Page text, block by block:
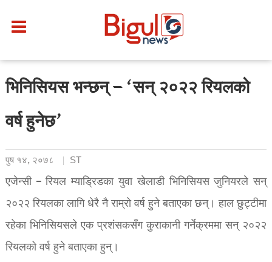
भिनिसियस भन्छन् – ‘सन् २०२२ रियलको
वर्ष हुनेछ’
पुष १४, २०७८ ST
एजेन्सी – रियल म्याड्रिडका युवा खेलाडी भिनिसियस जुनियरले सन्
२०२२ रियलका लागि धेरै नै राम्रो वर्ष हुने बताएका छन्। हाल छुट्टीमा
रहेका भिनिसियसले एक प्रशंसकसँग कुराकानी गर्नेक्रममा सन् २०२२
रियलको वर्ष हुने बताएका हुन्।